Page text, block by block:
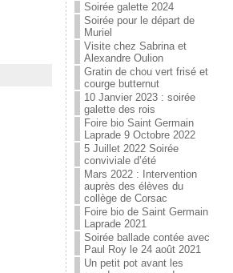
Soirée galette 2024
Soirée pour le départ de
Muriel
Visite chez Sabrina et
Alexandre Oulion
Gratin de chou vert frisé et
courge butternut
10 Janvier 2023 : soirée
galette des rois
Foire bio Saint Germain
Laprade 9 Octobre 2022
5 Juillet 2022 Soirée
conviviale d’été
Mars 2022 : Intervention
auprès des élèves du
collège de Corsac
Foire bio de Saint Germain
Laprade 2021
Soirée ballade contée avec
Paul Roy le 24 août 2021
Un petit pot avant les